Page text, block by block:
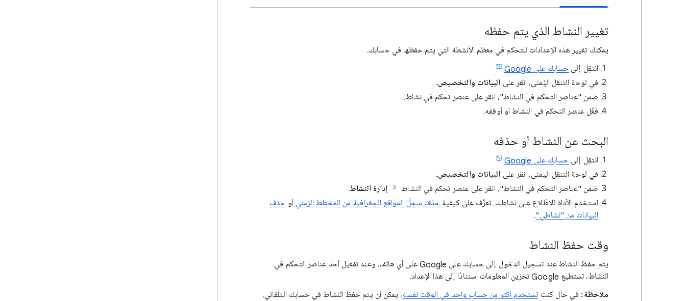
تغيير النشاط الذي يتم حفظه
يمكنك تغيير هذه الإعدادات للتحكم في معظم الأنشطة التي يتم حفظها في حسابك.
انتقِل إلى حسابك على Google
في لوحة التنقل اليُمنى، انقر على البيانات والتخصيص.
ضمن "عناصر التحكم في النشاط"، انقر على عنصر تحكم في نشاط.
فعِّل عنصر التحكم في النشاط أو أوقِفه.
البحث عن النشاط أو حذفه
انتقِل إلى حسابك على Google
في لوحة التنقل اليمنى، انقر على البيانات والتخصيص.
ضمن "عناصر التحكم في النشاط"، انقر على عنصر تحكم في النشاط
إدارة النشاط.
استخدم الأداة للاطّلاع على نشاطك. تعرَّف على كيفية حذف سجلّ المواقع الجغرافية من المخطط الزمني أو حذف
البيانات من "نشاطي".
وقت حفظ النشاط
يتم حفظ النشاط عند تسجيل الدخول إلى حسابك على Google على أي هاتف. وعند تفعيل أحد عناصر التحكم في
النشاط، تستطيع Google تخزين المعلومات استنادًا إلى هذا الإعداد.
ملاحظة: في حال كنت تستخدم أكثر من حساب واحد في الوقت نفسه، يمكن أن يتم حفظ النشاط في حسابك التلقائي.